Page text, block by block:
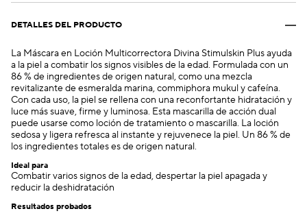
DETALLES DEL PRODUCTO
La Máscara en Loción Multicorrectora Divina Stimulskin Plus ayuda
a la piel a combatir los signos visibles de la edad. Formulada con un
86 % de ingredientes de origen natural, como una mezcla
revitalizante de esmeralda marina, commiphora mukul y cafeína.
Con cada uso, la piel se rellena con una reconfortante hidratación y
luce más suave, firme y luminosa. Esta mascarilla de acción dual
puede usarse como loción de tratamiento o mascarilla. La loción
sedosa y ligera refresca al instante y rejuvenece la piel. Un 86 % de
los ingredientes totales es de origen natural.
Ideal para
Combatir varios signos de la edad, despertar la piel apagada y
reducir la deshidratación
Resultados probados